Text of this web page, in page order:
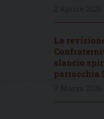
La
slancio
parrocchia